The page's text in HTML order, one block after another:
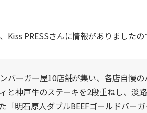
PRESSさんに情報がありましたの
バーガー屋10店舗が集い、各店自慢の
と神戸牛のステーキを2段重ねし、淡
明石原人ダブルBEEFゴールドバーガ